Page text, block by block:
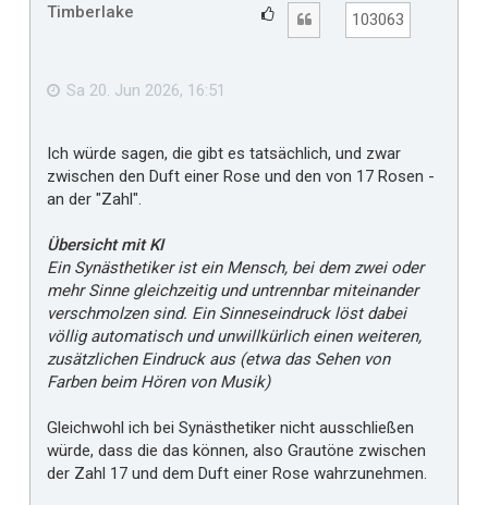
Timberlake
t
m
103063
Sa 20. Jun 2026, 16:51
Ich würde sagen, die gibt es tatsächlich, und zwar
zwischen den Duft einer Rose und den von 17 Rosen -
an der "Zahl".
Übersicht mit KI
Ein Synästhetiker ist ein Mensch, bei dem zwei oder
mehr Sinne gleichzeitig und untrennbar miteinander
verschmolzen sind. Ein Sinneseindruck löst dabei
völlig automatisch und unwillkürlich einen weiteren,
zusätzlichen Eindruck aus (etwa das Sehen von
Farben beim Hören von Musik)
Gleichwohl ich bei Synästhetiker nicht ausschließen
würde, dass die das können, also Grautöne zwischen
der Zahl 17 und dem Duft einer Rose wahrzunehmen.